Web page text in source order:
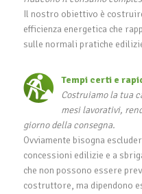
Il nostro obiettivo è
efficienza energetica che
sulle normali pratiche
Tempi certi e
Costruiamo la tua
mesi lavorativi,
giorno della consegna.
Ovviamente bisogna
concessioni edilizie e a
che non possono essere
costruttore, ma dipendono